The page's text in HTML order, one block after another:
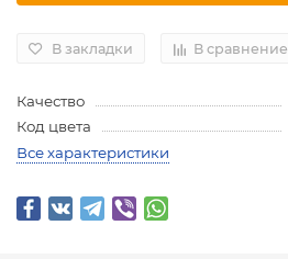
В закладки В сравнение
Качество
Код цвета
Все характеристики